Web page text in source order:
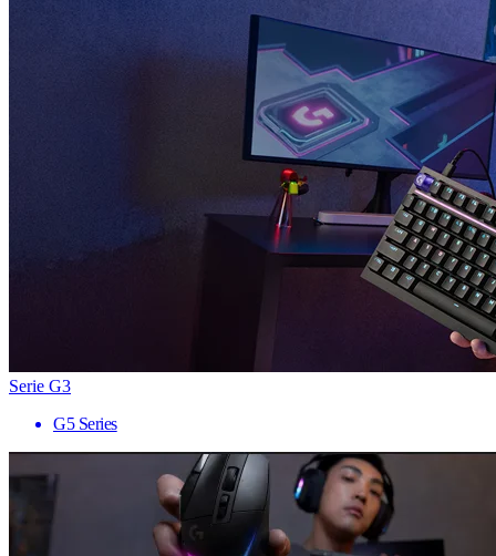
Serie G3
G5 Series